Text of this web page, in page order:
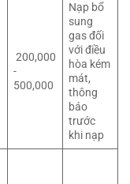
200,000
-
500,000
Nạp bổ
sung
gas đối
với điều
hòa kém
mát,
thông
báo
trước
khi nạp